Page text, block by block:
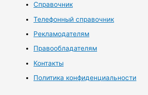
Справочник
Телефонный справочник
Рекламодателям
Правообладателям
Контакты
Политика конфиденциальности